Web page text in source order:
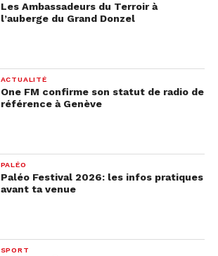
Les Ambassadeurs du Terroir à
l’auberge du Grand Donzel
ACTUALITÉ
One FM confirme son statut de radio de
référence à Genève
PALÉO
Paléo Festival 2026: les infos pratiques
avant ta venue
SPORT